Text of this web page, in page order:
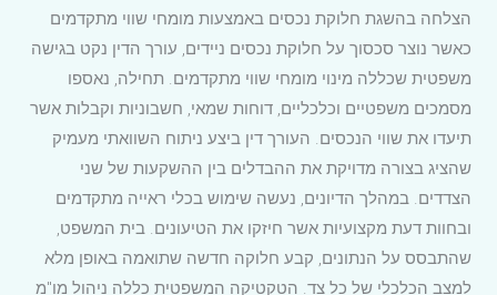
הצלחה בהשגת חלוקת נכסים באמצעות מומחי שווי מתקדמים
כאשר נוצר סכסוך על חלוקת נכסים ניידים, עורך הדין נקט בגישה
משפטית שכללה מינוי מומחי שווי מתקדמים. תחילה, נאספו
מסמכים משפטיים וכלכליים, דוחות שמאי, חשבוניות וקבלות אשר
תיעדו את שווי הנכסים. העורך דין ביצע ניתוח השוואתי מעמיק
שהציג בצורה מדויקת את ההבדלים בין ההשקעות של שני
הצדדים. במהלך הדיונים, נעשה שימוש בכלי ראייה מתקדמים
ובחוות דעת מקצועיות אשר חיזקו את הטיעונים. בית המשפט,
שהתבסס על הנתונים, קבע חלוקה חדשה שתואמה באופן מלא
למצב הכלכלי של כל צד. הטקטיקה המשפטית כללה ניהול מו"מ